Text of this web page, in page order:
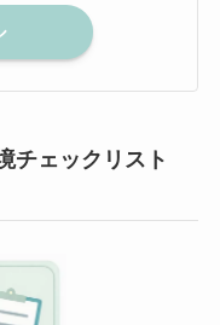
チェックリスト